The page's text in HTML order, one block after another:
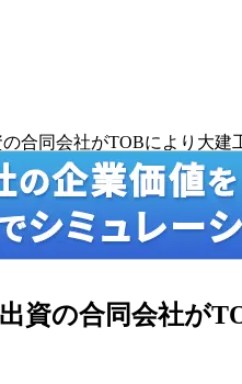
合同会社がTOBにより大建
資の合同会社が